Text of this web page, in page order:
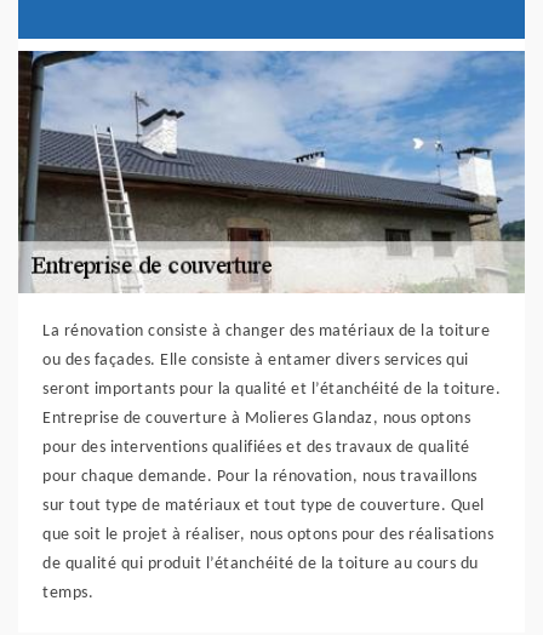
La rénovation consiste à changer des matériaux de la toiture
ou des façades. Elle consiste à entamer divers services qui
seront importants pour la qualité et l’étanchéité de la toiture.
Entreprise de couverture à Molieres Glandaz, nous optons
pour des interventions qualifiées et des travaux de qualité
pour chaque demande. Pour la rénovation, nous travaillons
sur tout type de matériaux et tout type de couverture. Quel
que soit le projet à réaliser, nous optons pour des réalisations
de qualité qui produit l’étanchéité de la toiture au cours du
temps.